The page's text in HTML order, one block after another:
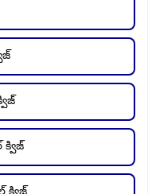
క్విజ్
క్విజ్